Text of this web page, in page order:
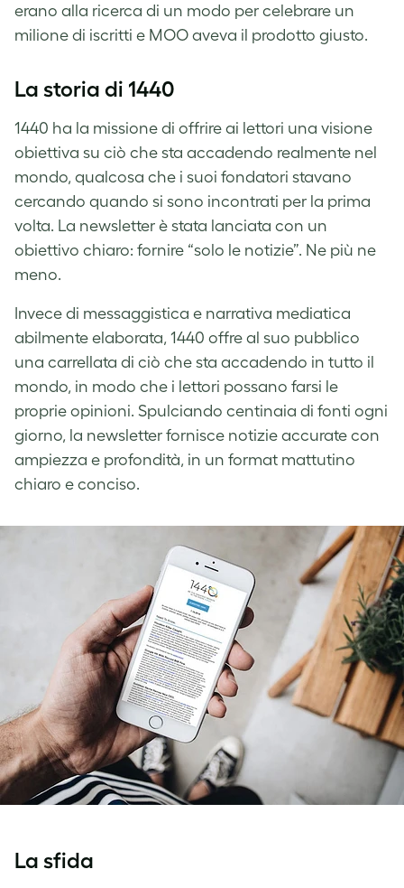
erano alla ricerca di un modo per celebrare un
milione di iscritti e MOO aveva il prodotto giusto.
La storia di 1440
1440 ha la missione di offrire ai lettori una visione
obiettiva su ciò che sta accadendo realmente nel
mondo, qualcosa che i suoi fondatori stavano
cercando quando si sono incontrati per la prima
volta. La newsletter è stata lanciata con un
obiettivo chiaro: fornire “solo le notizie”. Ne più ne
meno.
Invece di messaggistica e narrativa mediatica
abilmente elaborata, 1440 offre al suo pubblico
una carrellata di ciò che sta accadendo in tutto il
mondo, in modo che i lettori possano farsi le
proprie opinioni. Spulciando centinaia di fonti ogni
giorno, la newsletter fornisce notizie accurate con
ampiezza e profondità, in un format mattutino
chiaro e conciso.
La sfida